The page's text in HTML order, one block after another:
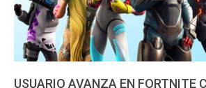
USUARIO AVANZA EN FORTNITE